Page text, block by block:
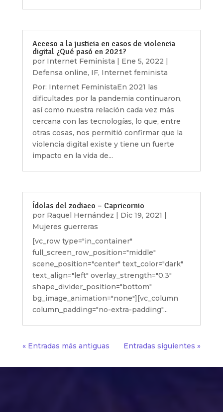
Acceso a la justicia en casos de violencia
digital ¿Qué pasó en 2021?
por Internet Feminista | Ene 5, 2022 |
Defensa online, IF, Internet feminista
Por: Internet FeministaEn 2021 las
dificultades por la pandemia continuaron,
así como nuestra relación cada vez más
cercana con las tecnologías, lo que, entre
otras cosas, nos permitió confirmar que la
violencia digital existe y tiene un fuerte
impacto en la vida de...
Ídolas del zodiaco – Capricornio
por Raquel Hernández | Dic 19, 2021 |
Mujeres guerreras
[vc_row type="in_container"
full_screen_row_position="middle"
scene_position="center" text_color="dark"
text_align="left" overlay_strength="0.3"
shape_divider_position="bottom"
bg_image_animation="none"][vc_column
column_padding="no-extra-padding"...
« Entradas más antiguas Entradas siguientes »